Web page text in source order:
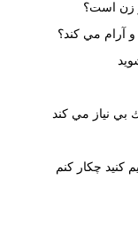
زن است؟
و آرام مي كند؟
بي نياز مي كند
كنيد چكار كنم